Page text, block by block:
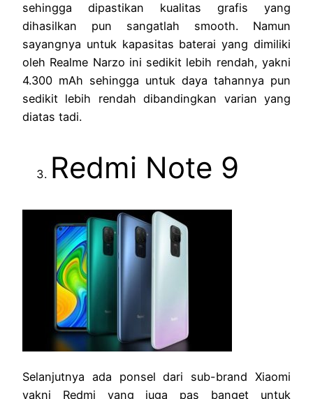
sehingga dipastikan kualitas grafis yang
dihasilkan pun sangatlah smooth. Namun
sayangnya untuk kapasitas baterai yang dimiliki
oleh Realme Narzo ini sedikit lebih rendah, yakni
4.300 mAh sehingga untuk daya tahannya pun
sedikit lebih rendah dibandingkan varian yang
diatas tadi.
Redmi Note 9
Selanjutnya ada ponsel dari sub-brand Xiaomi
yakni Redmi yang juga pas banget untuk